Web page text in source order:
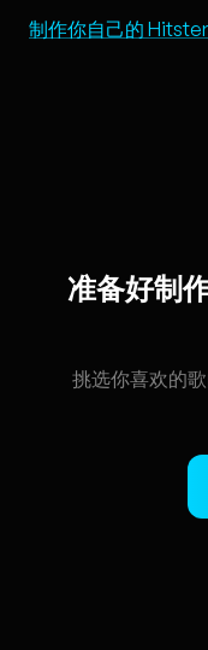
制作你自己的
准备好制
挑选你喜欢的